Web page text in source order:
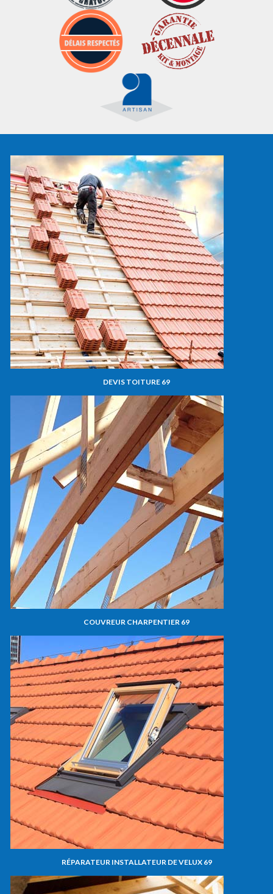
DEVIS TOITURE 69
COUVREUR CHARPENTIER 69
RÉPARATEUR INSTALLATEUR DE VELUX 69